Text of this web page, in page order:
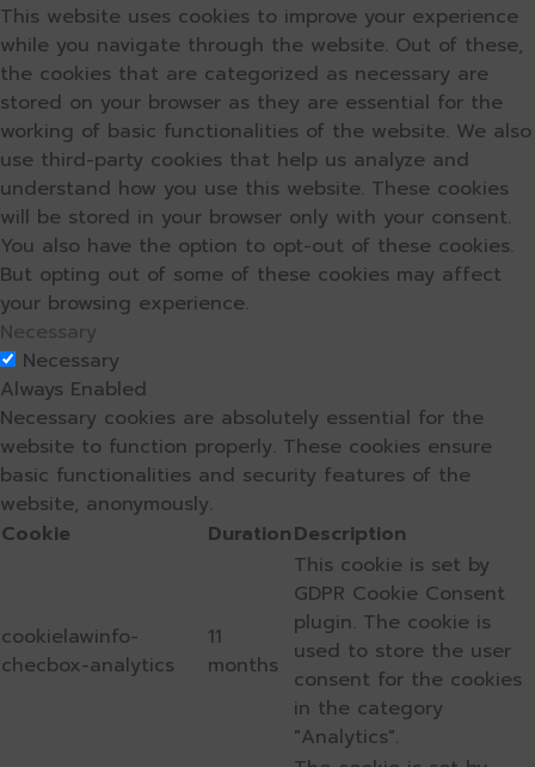
This website uses cookies to improve your experience
while you navigate through the website. Out of these,
the cookies that are categorized as necessary are
stored on your browser as they are essential for the
working of basic functionalities of the website. We also
use third-party cookies that help us analyze and
understand how you use this website. These cookies
will be stored in your browser only with your consent.
You also have the option to opt-out of these cookies.
But opting out of some of these cookies may affect
your browsing experience.
Necessary
Necessary
Always Enabled
Necessary cookies are absolutely essential for the
website to function properly. These cookies ensure
basic functionalities and security features of the
website, anonymously.
Cookie
DurationDescription
cookielawinfo-
checbox-analytics
11
months
This cookie is set by
GDPR Cookie Consent
plugin. The cookie is
used to store the user
consent for the cookies
in the category
"Analytics".